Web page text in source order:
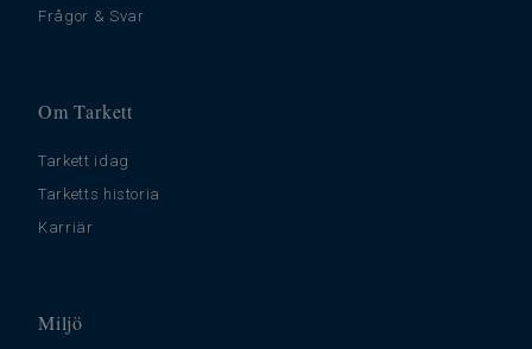
Frågor & Svar
Om Tarkett
Tarkett idag
Tarketts historia
Karriär
Miljö